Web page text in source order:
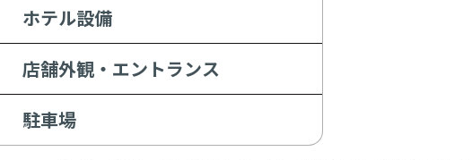
ホテル設備
店舗外観・エントランス
駐車場